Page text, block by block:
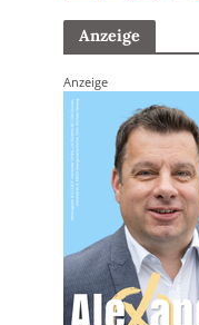
Anzeige
Anzeige